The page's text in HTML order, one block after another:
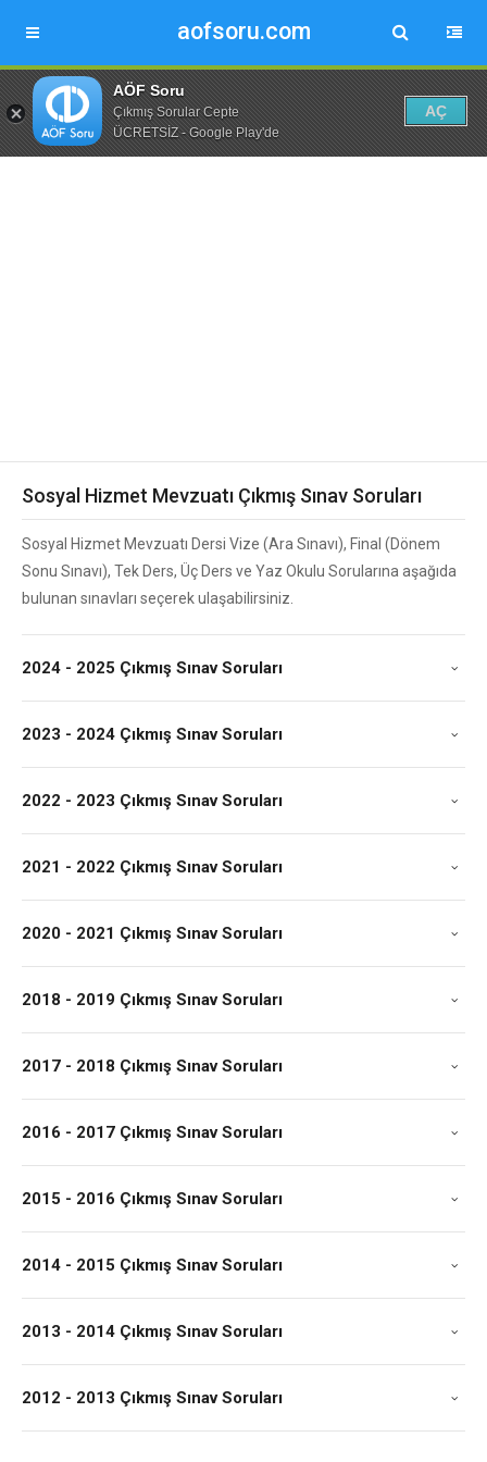
aofsoru.com
AÖF Soru
Çıkmış Sorular Cepte
ÜCRETSİZ - Google Play'de
AÇ
Sosyal Hizmet Mevzuatı Çıkmış Sınav Soruları
Sosyal Hizmet Mevzuatı Dersi Vize (Ara Sınavı), Final (Dönem
Sonu Sınavı), Tek Ders, Üç Ders ve Yaz Okulu Sorularına aşağıda
bulunan sınavları seçerek ulaşabilirsiniz.
2024 - 2025 Çıkmış Sınav Soruları
2023 - 2024 Çıkmış Sınav Soruları
2022 - 2023 Çıkmış Sınav Soruları
2021 - 2022 Çıkmış Sınav Soruları
2020 - 2021 Çıkmış Sınav Soruları
2018 - 2019 Çıkmış Sınav Soruları
2017 - 2018 Çıkmış Sınav Soruları
2016 - 2017 Çıkmış Sınav Soruları
2015 - 2016 Çıkmış Sınav Soruları
2014 - 2015 Çıkmış Sınav Soruları
2013 - 2014 Çıkmış Sınav Soruları
2012 - 2013 Çıkmış Sınav Soruları